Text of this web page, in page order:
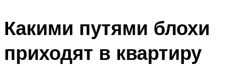
Какими путями блохи
приходят в квартиру